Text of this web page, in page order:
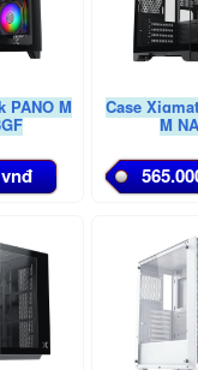
PANO M Case
M